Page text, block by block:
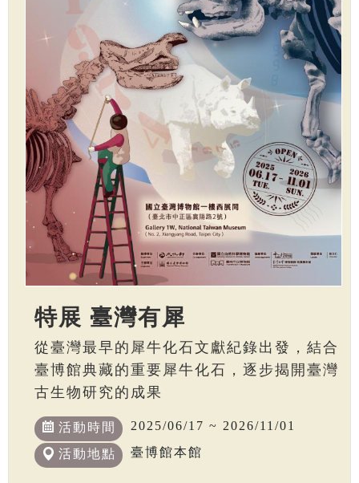
特展 臺灣有犀
從臺灣最早的犀牛化石文獻紀錄出發，結合
臺博館典藏的重要犀牛化石，逐步揭開臺灣
古生物研究的成果
活動時間 2025/06/17 ~ 2026/11/01
活動地點 臺博館本館